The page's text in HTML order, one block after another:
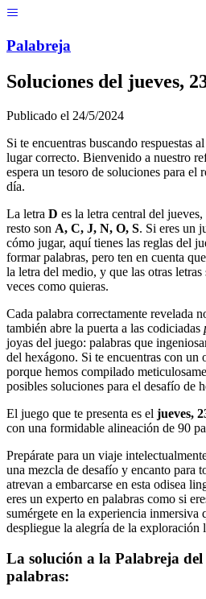
Palabreja
Soluciones del jueves,
Publicado el 24/5/2024
Si te encuentras buscando respuestas
lugar correcto. Bienvenido a nuestro
espera un tesoro de soluciones para el
día.
La letra D es la letra central del
resto son A, C, J, N, O, S. Si eres un
cómo jugar, aquí tienes las reglas del
formar palabras, pero ten en cuenta
la letra del medio, y que las otras
veces como quieras.
Cada palabra correctamente revelada
también abre la puerta a las codiciadas
joyas del juego: palabras que
del hexágono. Si te encuentras con un
porque hemos compilado
posibles soluciones para el desafío de
El juego que te presenta es el jueves,
con una formidable alineación de 90
Prepárate para un viaje
una mezcla de desafío y encanto para
atrevan a embarcarse en esta odisea
eres un experto en palabras como si
sumérgete en la experiencia inmersiva
despliegue la alegría de la exploración
La solución a la Palabreja del
palabras: